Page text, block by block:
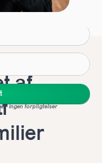
vi dig?
- ingen forpligtelser
Foretrukket af